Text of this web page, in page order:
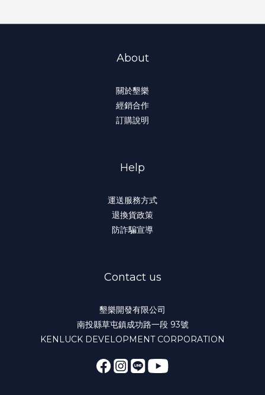
About
關於墾樂
經銷合作
訂購說明
Help
運送服務方式
退換貨政策
防詐騙宣導
Contact us
墾樂開發有限公司
南投縣草屯鎮成功路一段 93號
KENLUCK DEVELOPMENT CORPORATION